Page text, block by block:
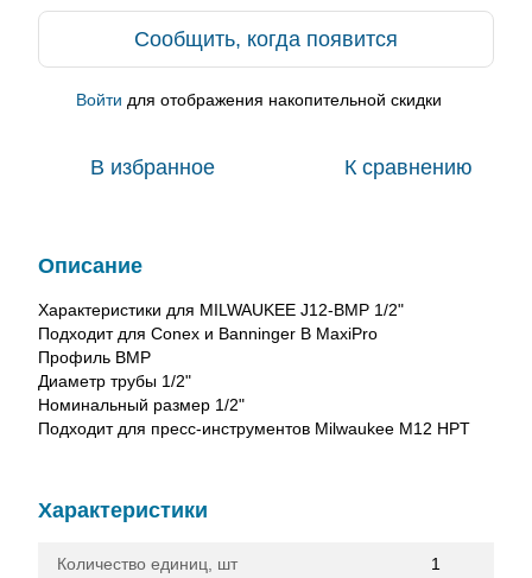
Сообщить, когда появится
Войти для отображения накопительной скидки
В избранное К сравнению
Описание
Характеристики для MILWAUKEE J12-BMP 1/2"
Подходит для Conex и Banninger B MaxiPro
Профиль BMP
Диаметр трубы 1/2"
Номинальный размер 1/2"
Подходит для пресс-инструментов Milwaukee M12 HPT
Характеристики
Количество единиц, шт 1